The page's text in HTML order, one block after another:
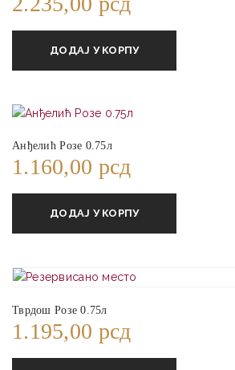
ДОДАЈ У КОРПУ
Анђелић Розе 0.75л
1.160,00 рсд
ДОДАЈ У КОРПУ
Тврдош Розе 0.75л
1.195,00 рсд